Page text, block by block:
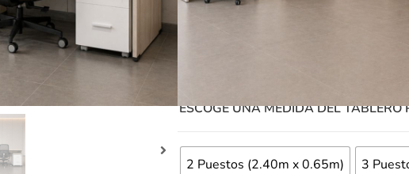
ESCOGE UNA MEDIDA DEL TABLERO
2 Puestos (2.40m x 0.65m) 3